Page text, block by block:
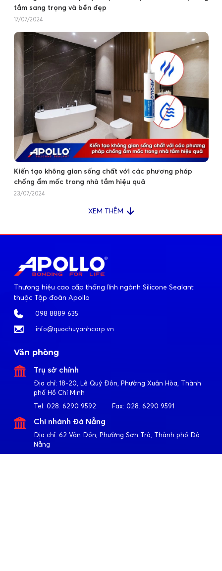
tắm sang trọng và bền đẹp
17/07/2024
Kiến tạo không gian sống chất với các phương pháp
chống ẩm mốc trong nhà tắm hiệu quả
23/07/2024
XEM THÊM
Thương hiệu cao cấp thống lĩnh ngành Silicone Sealant
thuộc Tập đoàn Apollo
098 8889 635
info@quochuyanhcorp.vn
Văn phòng
Trụ sở chính
Địa chỉ: 18-20, Lê Quý Đôn, Phường Xuân Hòa, Thành
phố Hồ Chí Minh
Tel: 028. 6290 9592 Fax: 028. 6290 9591
Chi nhánh Đà Nẵng
Địa chỉ: 62 Vân Đồn, Phường Sơn Trà, Thành phố Đà
Nẵng